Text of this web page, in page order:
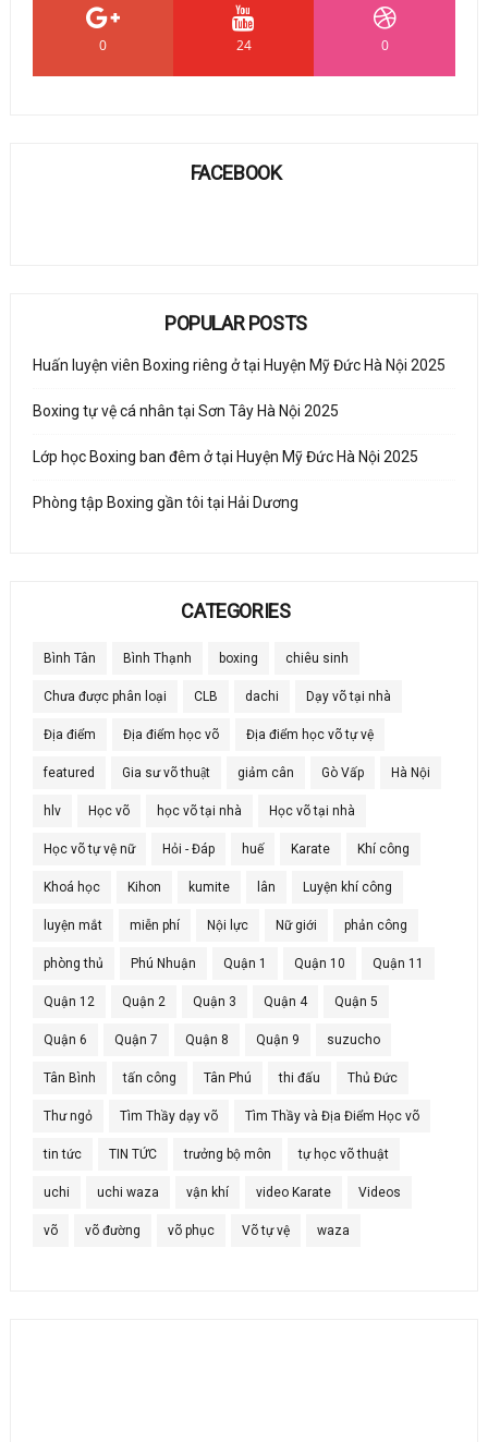
0 24 0
FACEBOOK
POPULAR POSTS
Huấn luyện viên Boxing riêng ở tại Huyện Mỹ Đức Hà Nội 2025
Boxing tự vệ cá nhân tại Sơn Tây Hà Nội 2025
Lớp học Boxing ban đêm ở tại Huyện Mỹ Đức Hà Nội 2025
Phòng tập Boxing gần tôi tại Hải Dương
CATEGORIES
Bình Tân Bình Thạnh boxing chiêu sinh
Chưa được phân loại CLB dachi Dạy võ tại nhà
Địa điểm Địa điểm học võ Địa điểm học võ tự vệ
featured Gia sư võ thuật giảm cân Gò Vấp Hà Nội
hlv Học võ học võ tại nhà Học võ tại nhà
Học võ tự vệ nữ Hỏi - Đáp huế Karate Khí công
Khoá học Kihon kumite lân Luyện khí công
luyện mắt miễn phí Nội lực Nữ giới phản công
phòng thủ Phú Nhuận Quận 1 Quận 10 Quận 11
Quận 12 Quận 2 Quận 3 Quận 4 Quận 5
Quận 6 Quận 7 Quận 8 Quận 9 suzucho
Tân Bình tấn công Tân Phú thi đấu Thủ Đức
Thư ngỏ Tìm Thầy dạy võ Tìm Thầy và Địa Điểm Học võ
tin tức TIN TỨC trưởng bộ môn tự học võ thuật
uchi uchi waza vận khí video Karate Videos
võ võ đường võ phục Võ tự vệ waza